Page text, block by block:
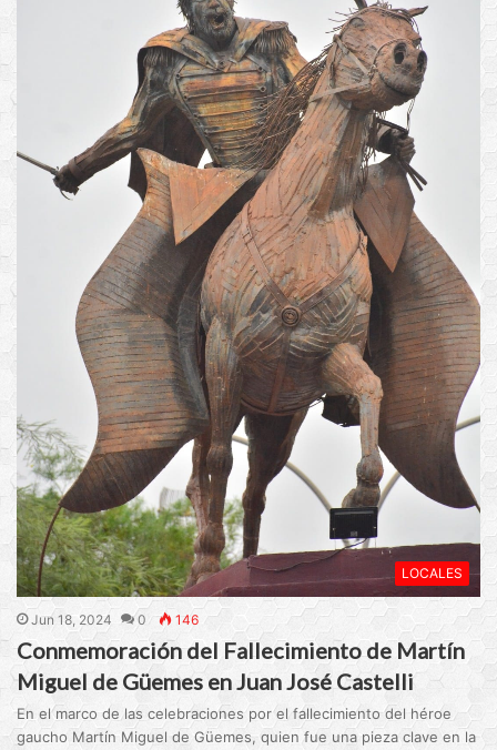
LOCALES
Jun 18, 2024 0 146
Conmemoración del Fallecimiento de Martín
Miguel de Güemes en Juan José Castelli
En el marco de las celebraciones por el fallecimiento del héroe
gaucho Martín Miguel de Güemes, quien fue una pieza clave en la